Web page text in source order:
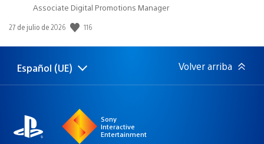
Associate Digital Promotions Manager
Fecha
publicación:
27 de julio de 2026 116
Selecciona
una
Región
actual:
Español (UE) Volver arriba
Sony
Interactive
Entertainment